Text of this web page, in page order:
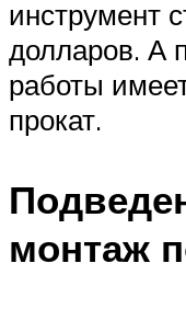
инструмент
долларов. А
работы
прокат.
монтаж